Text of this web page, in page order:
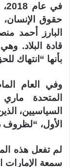
حقوق الإنسان،
البارز أحمد
قادة البلاد.
بأنها “انتهاك
وفي العام
المتحدة
السياسيين،
الأول،
لم تفعل هذه
سمعة الإمارات